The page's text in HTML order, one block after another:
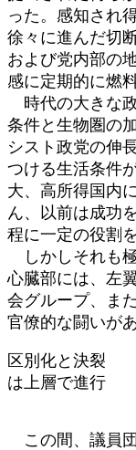
った。感知され
徐々に進んだ切
および党内部の
感に定期的に燃
時代の大きな
条件と生物圏の
シスト政党の伸
つける生活条件
大、高所得国内
ん、以前は成功
程に一定の役割
しかしそれも
心臓部には、左
会グループ、ま
官僚的な闘いが
区別化と決裂
は上層で進行
この間、議員